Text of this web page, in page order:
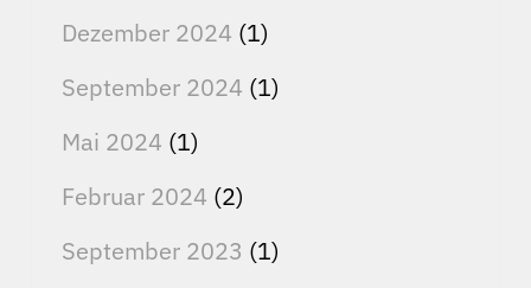
Dezember 2024 (1)
September 2024 (1)
Mai 2024 (1)
Februar 2024 (2)
September 2023 (1)